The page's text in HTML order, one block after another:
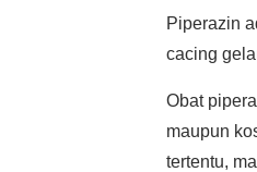
Piperazin
cacing
Obat
maupun
tertentu,